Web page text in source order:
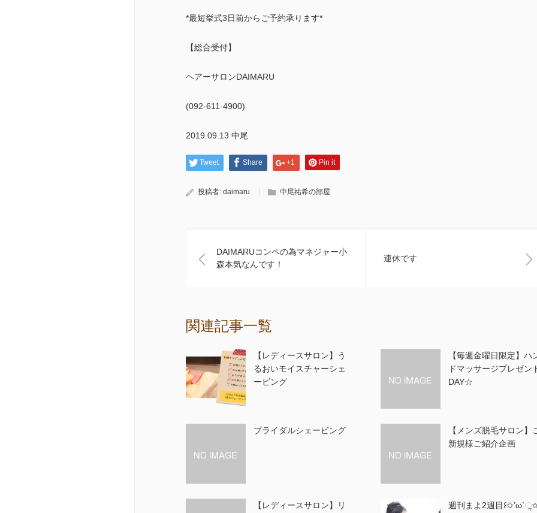
*最短挙式3日前からご予約承ります*
【総合受付】
ヘアーサロンDAIMARU
(092-611-4900)
2019.09.13 中尾
Tweet Share +1 Pin it
投稿者: daimaru 中尾祐希の部屋
DAIMARUコンペの為マネジャー小
森本気なんです！
連休です
関連記事一覧
【レディースサロン】う
るおいモイスチャーシェ
ービング
【毎週金曜日限定】ハ
ドマッサージプレゼン
DAY☆
ブライダルシェービング
【メンズ脱毛サロン】
新規様ご紹介企画
【レディースサロン】リ
週刊まよ2週目